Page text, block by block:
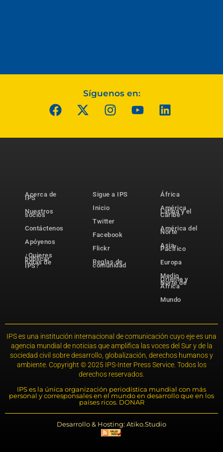
Síguenos en:
Acerca de
IPS
Nuestros
socios
Contáctenos
Apóyenos
¿Quieres
publicar
notas de
IPS?
Sigue a IPS
Inicio
Twitter
Facebook
Flickr
Reglas de
comunidad
África
América
Latina y el
Caribe
América del
Norte
Asia-
Pacífico
Europa
Medio
Oriente y
Norte de
África
Mundo
IPS es una institución internacional de comunicación cuyo eje es una
agencia mundial de noticias que amplifica las voces del Sur y de la
sociedad civil sobre desarrollo, globalización, derechos humanos y
ambiente. Copyright © 2025 IPS-Inter Press Service. Todos los
derechos reservados.
IPS es la única organización periodística mundial con más
personal y corresponsales en el mundo en desarrollo que en los
países ricos. DONAR
Desarrollo & Hosting: Atiko.Studio